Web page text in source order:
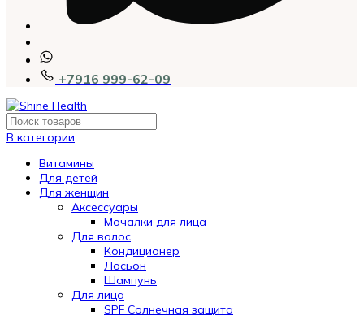
+7916 999-62-09
В категории
Витамины
Для детей
Для женщин
Аксессуары
Мочалки для лица
Для волос
Кондиционер
Лосьон
Шампунь
Для лица
SPF Солнечная защита